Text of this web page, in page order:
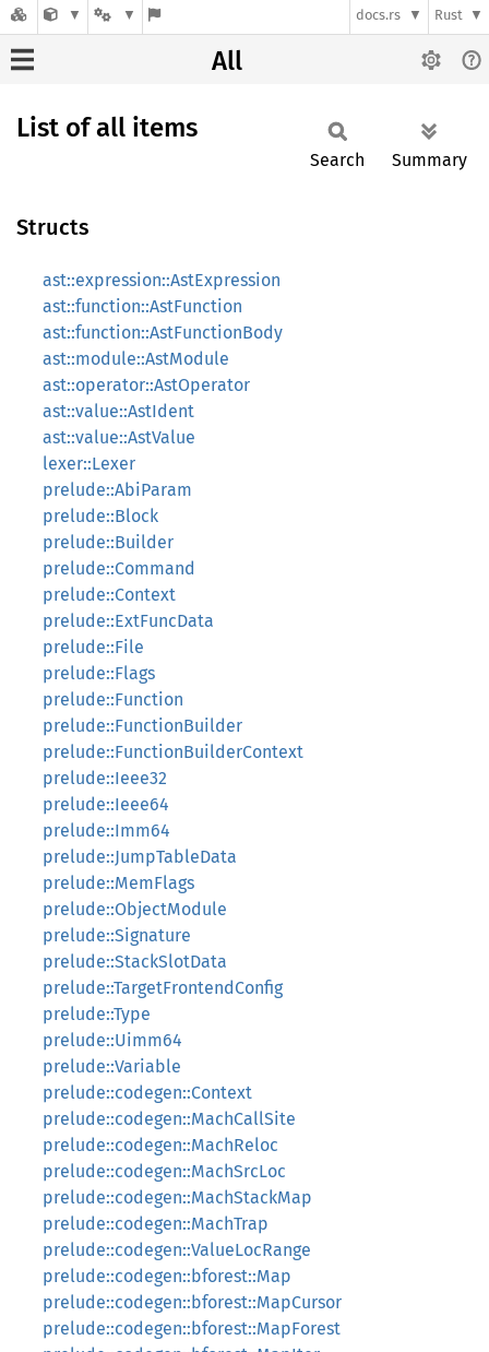
docs.rs Rust
All
List of all items
Search Summary
Structs
ast::expression::AstExpression
ast::function::AstFunction
ast::function::AstFunctionBody
ast::module::AstModule
ast::operator::AstOperator
ast::value::AstIdent
ast::value::AstValue
lexer::Lexer
prelude::AbiParam
prelude::Block
prelude::Builder
prelude::Command
prelude::Context
prelude::ExtFuncData
prelude::File
prelude::Flags
prelude::Function
prelude::FunctionBuilder
prelude::FunctionBuilderContext
prelude::Ieee32
prelude::Ieee64
prelude::Imm64
prelude::JumpTableData
prelude::MemFlags
prelude::ObjectModule
prelude::Signature
prelude::StackSlotData
prelude::TargetFrontendConfig
prelude::Type
prelude::Uimm64
prelude::Variable
prelude::codegen::Context
prelude::codegen::MachCallSite
prelude::codegen::MachReloc
prelude::codegen::MachSrcLoc
prelude::codegen::MachStackMap
prelude::codegen::MachTrap
prelude::codegen::ValueLocRange
prelude::codegen::bforest::Map
prelude::codegen::bforest::MapCursor
prelude::codegen::bforest::MapForest